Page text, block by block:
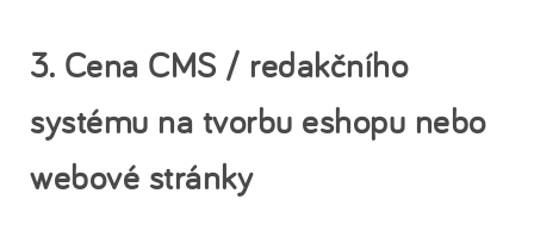
3. Cena CMS / redakčního
systému na tvorbu eshopu nebo
webové stránky